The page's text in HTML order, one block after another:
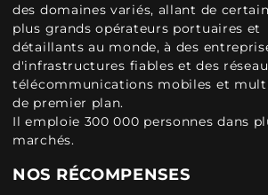
des domaines variés, allant de
plus grands opérateurs portuaires et
détaillants au monde, à des
d'infrastructures fiables et des
télécommunications mobiles et
de premier plan.
Il emploie 300 000 personnes dans
marchés.
NOS RÉCOMPENSES